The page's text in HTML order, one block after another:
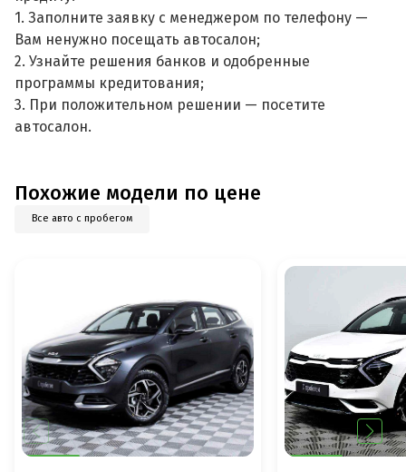
1. Заполните заявку с менеджером по телефону —
Вам ненужно посещать автосалон;
2. Узнайте решения банков и одобренные
программы кредитования;
3. При положительном решении — посетите
автосалон.
Похожие модели по цене
Все авто с пробегом